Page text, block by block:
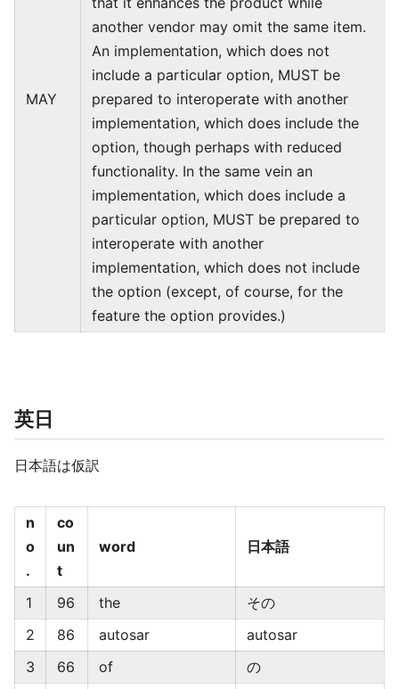
MAY
another vendor may omit the same item.
An implementation, which does not
include a particular option, MUST be
prepared to interoperate with another
implementation, which does include the
option, though perhaps with reduced
functionality. In the same vein an
implementation, which does include a
particular option, MUST be prepared to
interoperate with another
implementation, which does not include
the option (except, of course, for the
feature the option provides.)
英日
日本語は仮訳
n
o
.
co
un
t
word 日本語
1 96 the
その
2
86 autosar
autosar
3
66 of
の